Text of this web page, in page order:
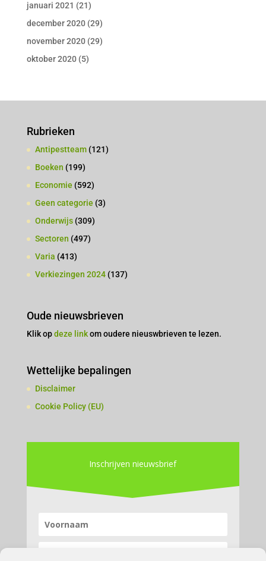
januari 2021 (21)
december 2020(29)
november 2020(29)
oktober 2020(5)
Rubrieken
Antipestteam(121)
Boeken (199)
Economie (592)
Geen categorie (3)
Onderwijs(309)
Sectoren (497)
Varia (413)
Verkiezingen 2024(137)
Oude nieuwsbrieven
Klik opdeze linkom oudere nieuswbrieven te lezen.
Wettelijke bepalingen
Disclaimer
Cookie Policy (EU)
Inschrijven nieuwsbrief